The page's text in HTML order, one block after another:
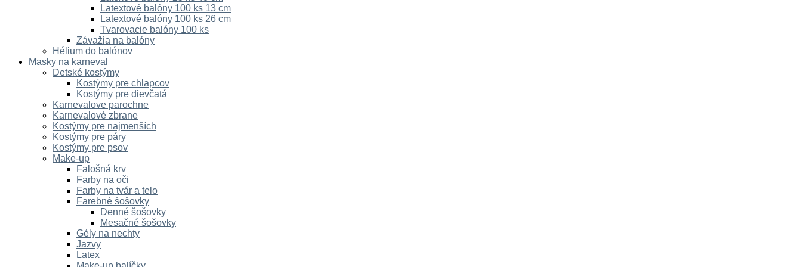
Latextové balóny 100 ks 13 cm
Latextové balóny 100 ks 26 cm
Tvarovacie balóny 100 ks
Závažia na balóny
Hélium do balónov
Masky na karneval
Detské kostýmy
Kostýmy pre chlapcov
Kostýmy pre dievčatá
Karnevalove parochne
Karnevalové zbrane
Kostýmy pre najmenších
Kostýmy pre páry
Kostýmy pre psov
Make-up
Falošná krv
Farby na oči
Farby na tvár a telo
Farebné šošovky
Denné šošovky
Mesačné šošovky
Gély na nechty
Jazvy
Latex